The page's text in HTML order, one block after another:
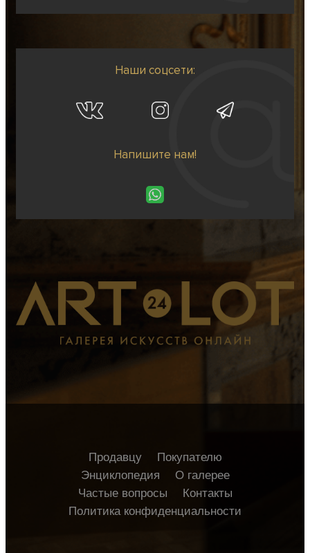
Наши соцсети:
Напишите нам!
Продавцу
Покупателю
Энциклопедия
О галерее
Частые вопросы
Контакты
Политика конфиденциальности